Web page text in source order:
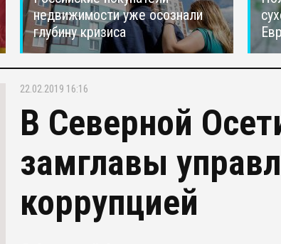
недвижимости уже осознали
глубину кризиса
22.02.2019 16:16
В Северной
замглавы
коррупцией